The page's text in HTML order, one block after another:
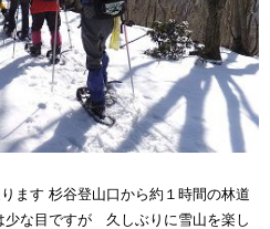
ます 杉谷登山口から約１時間の林道
少な目ですが 久しぶりに雪山を楽し